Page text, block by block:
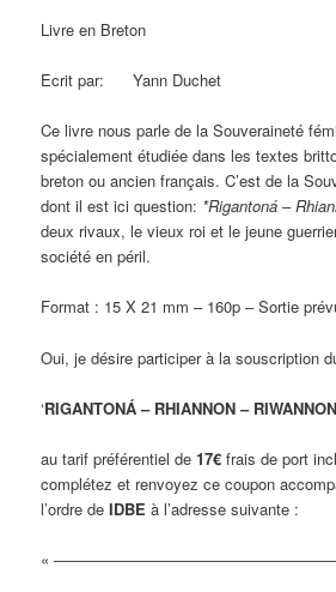
Livre en Breton
Ecrit par: Yann Duchet
Ce livre nous parle de la Souveraineté
spécialement étudiée dans les textes
breton ou ancien français. C’est de la
dont il est ici question: *Rigantoná –
deux rivaux, le vieux roi et le jeune
société en péril.
Format : 15 X 21 mm – 160p – Sortie
Oui, je désire participer à la souscription
‘RIGANTONÁ – RHIANNON –
au tarif préférentiel de17€ frais de port
complétez et renvoyez ce coupon
l’ordre deIDBE à l’adresse suivante :
«